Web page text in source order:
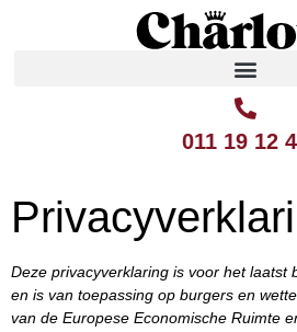
011 19 12
Deze privacyverklaring is voor het laatst
en is van toepassing op burgers en
van de Europese Economische Ruimte